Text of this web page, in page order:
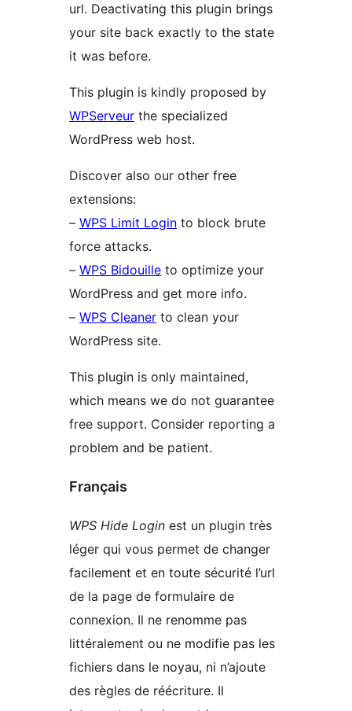
url. Deactivating this plugin brings
your site back exactly to the state
it was before.
This plugin is kindly proposed by
WPServeur the specialized
WordPress web host.
Discover also our other free
extensions:
– WPS Limit Login to block brute
force attacks.
– WPS Bidouille to optimize your
WordPress and get more info.
– WPS Cleaner to clean your
WordPress site.
This plugin is only maintained,
which means we do not guarantee
free support. Consider reporting a
problem and be patient.
Français
WPS Hide Login est un plugin très
léger qui vous permet de changer
facilement et en toute sécurité l’url
de la page de formulaire de
connexion. Il ne renomme pas
littéralement ou ne modifie pas les
fichiers dans le noyau, ni n’ajoute
des règles de réécriture. Il